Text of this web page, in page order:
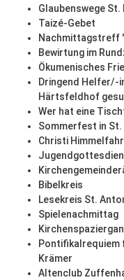
Glaubenswege St.
Taizé-Gebet
Nachmittagstreff
Bewirtung im
Ökumenisches
Dringend Helfer/-
Härtsfeldhof
Wer hat eine
Sommerfest in St.
Christi
Bibelkreis
Lesekreis St.
Spielenachmittag
Pontifikalrequiem
Krämer
Altenclub